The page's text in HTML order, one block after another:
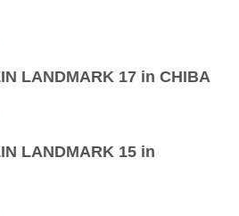
LANDMARK 17 in CHIBA
LANDMARK 15 in